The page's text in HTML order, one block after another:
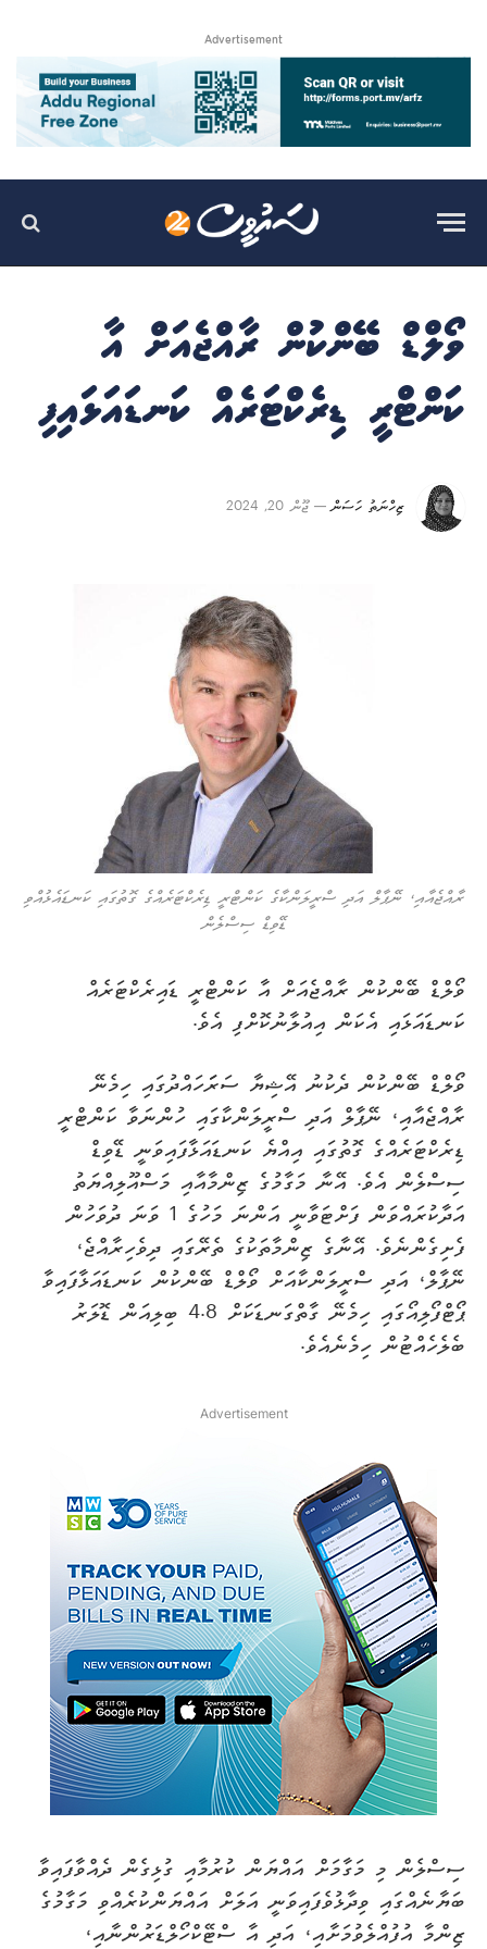
Advertisement
ވޯލްޑް ބޭންކުން ރާއްޖެއަށް އާ
ކަންޓްރީ ޑިރެކްޓަރެއް ކަނޑައަޅައިފި
ޒިހްނަތު ހަސަން ޖޫން 20, 2024
ރާއްޖެއާއި، ނޭޕާލް އަދި ސްރީލަންކާގެ ކަންޓްރީ ޑިރެކްޓަރެއްގެ ގޮތުގައި ކަނޑައެޅުއްވި
ޑޭވިޑް ސިސްލެން
ވޯލްޑް ބޭންކުން ރާއްޖެއަށް އާ ކަންޓްރީ ޑައިރެކްޓަރެއް
ކަނޑައަޅައި އެކަން އިއުލާނުކޮށްފި އެވެ.
ވޯލްޑް ބޭންކުން ދެކުނު އޭޝިޔާ ސަރަަހައްދުގައި ހިމެނޭ
ރާއްޖެއާއި، ނޭޕާލް އަދި ސްރީލަންކާގައި ހުންނަވާ ކަންޓްރީ
ޑިރެކްޓަރެއްގެ ގޮތުގައި އިއްޔެ ކަނޑައަޅާފައިވަނީ ޑޭވިޑް
ސިސްލެން އެވެ. އޭނާ މަގާމުގެ ޒިންމާއާއި މަސްއޫލިއްޔަތު
އަދާކުރައްވަން ފަށްޓަވާނީ އަންނަ މަހުގެ 1 ވަނަ ދުވަހުން
ފެށިގެންނެވެ. އޭނާގެ ޒިންމާތަކުގެ ތެރޭގައި ދިވެހިރާއްޖެ،
ނޭޕާލް، އަދި ސްރީލަންކާއަށް ވޯލްޑް ބޭންކުން ކަނޑައަޅާފައިވާ
ޕޯޓްފޯލިއޯގައި ހިމެނޭ ގާތްގަނޑަކަށް 4.8 ބިލިއަން ޑޮލަރު
ބެލެހެއްޓުން ހިމެނެއެވެ.
Advertisement
ސިސްލެން މި މަގާމަށް އައްޔަން ކުރުމާއި ގުޅިގެން ދެއްވާފައިވާ
ބަޔާނެއްގައި ވިދާޅުވެފައިވަނީ އަލަށް އައްޔަންކުރެއްވި މަގާމުގެ
ޒިންމާ އުފުއްލެވުމަށާއި، އަދި އާ ސްޓޭކްހޯލްޑަރުންނާއި،